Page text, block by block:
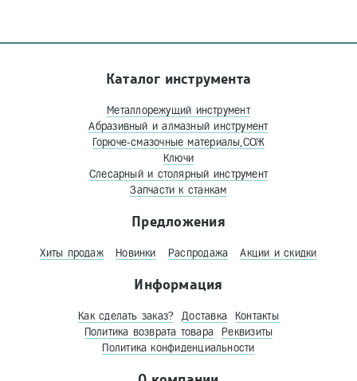
Каталог инструмента
Металлорежущий инструмент
Абразивный и алмазный инструмент
Горюче-смазочные материалы,СОЖ
Ключи
Слесарный и столярный инструмент
Запчасти к станкам
Предложения
Хиты продаж Новинки Распродажа Акции и скидки
Информация
Как сделать заказ? Доставка
Контакты
Политика возврата товара
Реквизиты
Политика конфиденциальности